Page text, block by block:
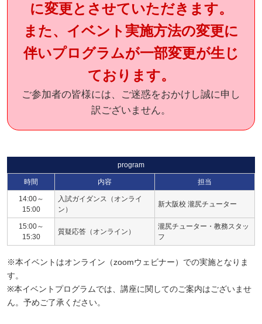
に変更とさせていただきます。
また、イベント実施方法の変更に
伴いプログラムが一部変更が生じ
ております。
ご参加者の皆様には、ご迷惑をおかけし誠に申し
訳ございません。
program
時間 内容 担当
14:00～
15:00
入試ガイダンス（オンライ
ン）
新大阪校 瀧尻チューター
15:00～
15:30
質疑応答（オンライン）
瀧尻チューター・教務スタッ
フ
※本イベントはオンライン（zoomウェビナー）での実施となりま
す。
※本イベントプログラムでは、講座に関してのご案内はございませ
ん。予めご了承ください。